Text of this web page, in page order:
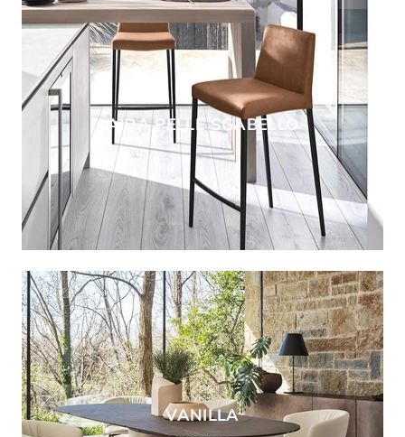
AIDA PELLE SGABELLO
VANILLA